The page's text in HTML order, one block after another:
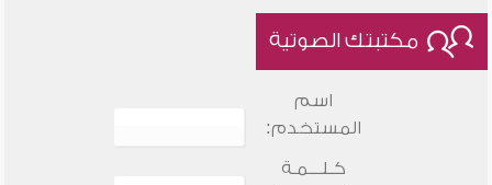
مكتبتك الصوتية
اسم
المستخدم:
كـلـــمـة